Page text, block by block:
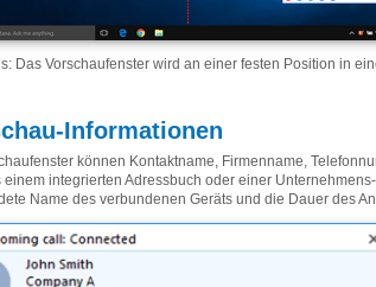
Das Vorschaufenster wird an einer festen Position in
Informationen
können Kontaktname, Firmenname,
einem integrierten Adressbuch oder einer
Name des verbundenen Geräts und die Dauer des